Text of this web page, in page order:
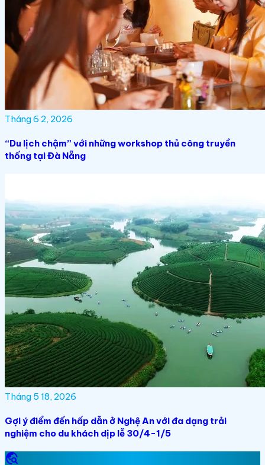
Tháng 6 2, 2026
“Du lịch chậm” với những workshop thủ công truyền
thống tại Đà Nẵng
Tháng 5 18, 2026
Gợi ý điểm đến hấp dẫn ở Nghệ An với đa dạng trải
nghiệm cho du khách dịp lễ 30/4-1/5
travel_explore